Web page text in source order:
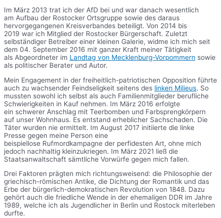
Im März 2013 trat ich der AfD bei und war danach wesentlich
am Aufbau der Rostocker Ortsgruppe sowie des daraus
hervorgegangenen Kreisverbandes beteiligt. Von 2014 bis
2019 war ich Mitglied der Rostocker Bürgerschaft. Zuletzt
selbständiger Betreiber einer kleinen Galerie, widme ich mich seit
dem 04. September 2016 mit ganzer Kraft meiner Tätigkeit
als Abgeordneter im Landtag von Mecklenburg-Vorpommern sowie
als politischer Berater und Autor.
Mein Engagement in der freiheitlich-patriotischen Opposition führte
auch zu wachsender Feindseligkeit seitens des linken Milieus. So
mussten sowohl ich selbst als auch Familienmitglieder berufliche
Schwierigkeiten in Kauf nehmen. Im März 2016 erfolgte
ein schwerer Anschlag mit Teerbomben und Farbsprengkörpern
auf unser Wohnhaus. Es entstand erheblicher Sachschaden. Die
Täter wurden nie ermittelt. Im August 2017 initiierte die linke
Presse gegen meine Person eine
beispiellose Rufmordkampagne der perfidesten Art, ohne mich
jedoch nachhaltig kleinzukriegen. Im März 2021 ließ die
Staatsanwaltschaft sämtliche Vorwürfe gegen mich fallen.
Drei Faktoren prägten mich richtungsweisend: die Philosophie der
griechisch-römischen Antike, die Dichtung der Romantik und das
Erbe der bürgerlich-demokratischen Revolution von 1848. Dazu
gehört auch die friedliche Wende in der ehemaligen DDR im Jahre
1989, welche ich als Jugendlicher in Berlin und Rostock miterleben
durfte.